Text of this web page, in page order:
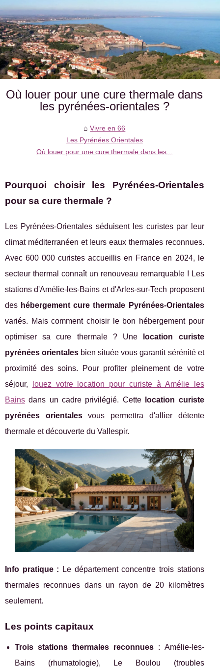
Où louer pour une cure thermale dans
les pyrénées-orientales ?
Vivre en 66
Les Pyrénées Orientales
Où louer pour une cure thermale dans les...
Pourquoi choisir les Pyrénées-Orientales
pour sa cure thermale ?
Les Pyrénées-Orientales séduisent les curistes par leur
climat méditerranéen et leurs eaux thermales reconnues.
Avec 600 000 curistes accueillis en France en 2024, le
secteur thermal connaît un renouveau remarquable ! Les
stations d'Amélie-les-Bains et d'Arles-sur-Tech proposent
des hébergement cure thermale Pyrénées-Orientales
variés. Mais comment choisir le bon hébergement pour
optimiser sa cure thermale ? Une
location curiste
pyrénées orientales bien située vous garantit sérénité et
proximité des soins. Pour profiter pleinement de votre
séjour,
louez votre location pour curiste à Amélie les
Bains dans un cadre privilégié. Cette location curiste
pyrénées orientalesvous permettra d'allier détente
thermale et découverte du Vallespir.
Info pratique : Le département concentre trois stations
thermales reconnues dans un rayon de 20 kilomètres
seulement.
Les points capitaux
Trois stations thermales reconnues : Amélie-les-
Bains (rhumatologie), Le Boulou (troubles